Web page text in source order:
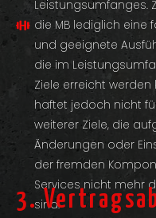
Leistungsumfanges.
die MB lediglich eine
und geeignete
die im
Ziele erreicht werden
haftet jedoch nicht
weiterer Ziele, die
Änderungen oder
der fremden
Services nicht mehr
sind.
3.